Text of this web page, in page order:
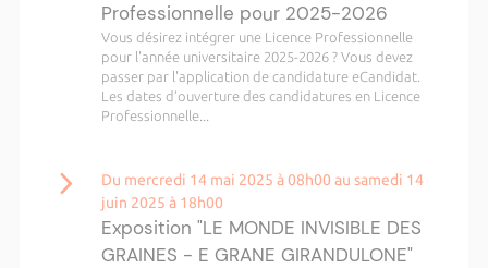
Professionnelle pour 2025-2026
Vous désirez intégrer une Licence Professionnelle
pour l'année universitaire 2025-2026 ? Vous devez
passer par l'application de candidature eCandidat.
Les dates d’ouverture des candidatures en Licence
Professionnelle...
Du mercredi 14 mai 2025 à 08h00 au samedi 14
juin 2025 à 18h00
Exposition "LE MONDE INVISIBLE DES
GRAINES - E GRANE GIRANDULONE"